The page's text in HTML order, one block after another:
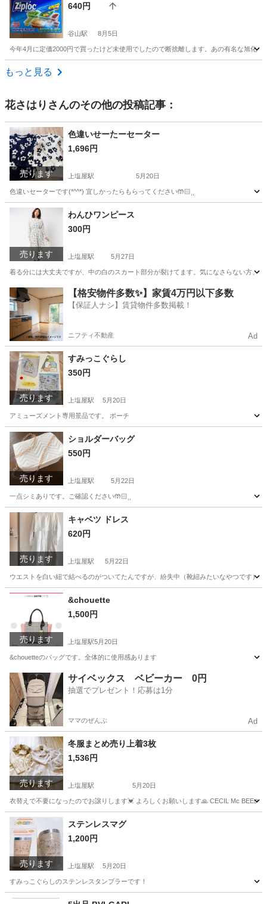
大皿
640円
谷山駅 8月5日
今年4月に定価2000円で買ったけど未使用でしたので断捨離します。あの有名な旭化
鹿児島 鹿児島市
もっと見る
花さはり さんのその他の投稿記事：
売ります
色違いせーたーセーター
1,696円
上塩屋駅 5月20日
色違いセーターです(*^^*) 宜しかったらもらってください🤲🏻⸒⸒
鹿児島 鹿児島市
売ります
わんひワンピース
300円
上塩屋駅 5月27日
着る分には大丈夫ですが、中の白のスカート部分が裂けてます。気になさらない方、直
鹿児島 鹿児島市 上塩屋駅 ワンピース
【格安物件多数✨】家賃4万円以下多数
【保証人ナシ】賃貸物件多数掲載！
ニフティ不動産 Ad
売ります
すみっこぐらし
350円
上塩屋駅 5月20日
アミューズメント専用景品です。 ポーチ
鹿児島 鹿児島市 上塩屋駅 その他
売ります
ショルダーバッグ
550円
上塩屋駅 5月22日
一点シミありです。ご確認ください🤲🏻⸒⸒
鹿児島 鹿児島市 上塩屋駅
売ります
キャベツ ドレス
620円
上塩屋駅 5月22日
ウエストを白い紐で結べるのがついてたんですが、紛失中（靴紐みたいなやつです）
鹿児島 鹿児島市
売ります
&chouette
1,500円
上塩屋駅5月20日
&chouetteのバッグです。全体的に使用感あります
鹿児島 鹿児島市 上塩屋駅 バッグ 断捨離
サイベックス ベビーカー 0円
抽選でプレゼント！応募は1分
ママのぜんぶ Ad
売ります
冬服まとめ売り上着3枚
1,536円
上塩屋駅 5月20日
衣替えで不要になったのでお譲りします💓‪ よろしくお願いします🙏 CECIL Mc BEEの
鹿児島 鹿児島市
売ります
ステンレスマグ
1,200円
上塩屋駅 5月20日
すみっこぐらしのステンレスタンブラーです！
鹿児島 鹿児島市